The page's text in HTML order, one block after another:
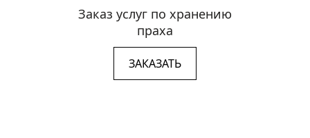
Заказ услуг по хранению
праха
ЗАКАЗАТЬ